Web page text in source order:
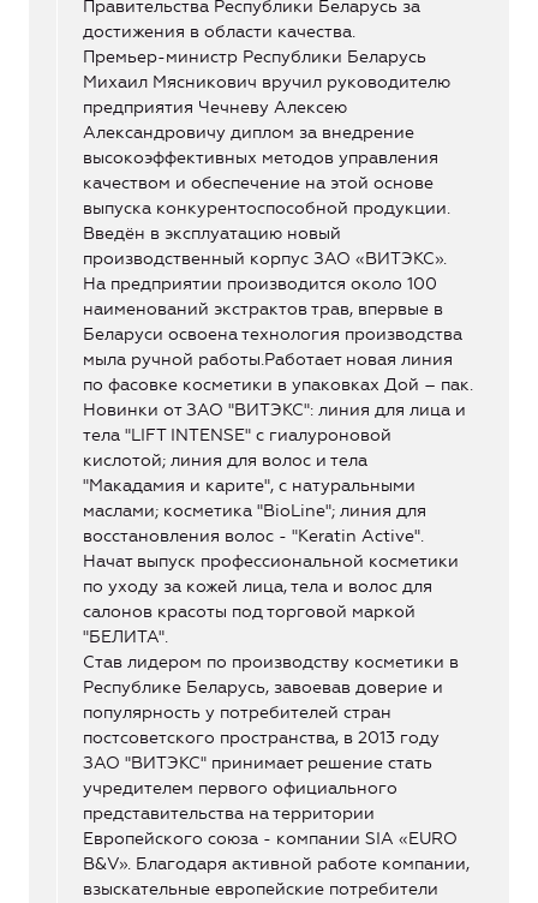
Правительства Республики Беларусь за
достижения в области качества.
Премьер-министр Республики Беларусь
Михаил Мясникович вручил руководителю
предприятия Чечневу Алексею
Александровичу диплом за внедрение
высокоэффективных методов управления
качеством и обеспечение на этой основе
выпуска конкурентоспособной продукции.
Введён в эксплуатацию новый
производственный корпус ЗАО «ВИТЭКС».
На предприятии производится около 100
наименований экстрактов трав, впервые в
Беларуси освоена технология производства
мыла ручной работы.Работает новая линия
по фасовке косметики в упаковках Дой – пак.
Новинки от ЗАО "ВИТЭКС": линия для лица и
тела "LIFT INTENSE" с гиалуроновой
кислотой; линия для волос и тела
"Макадамия и карите", с натуральными
маслами; косметика "BioLine"; линия для
восстановления волос - "Keratin Active".
Начат выпуск профессиональной косметики
по уходу за кожей лица, тела и волос для
салонов красоты под торговой маркой
"БЕЛИТА".
Став лидером по производству косметики в
Республике Беларусь, завоевав доверие и
популярность у потребителей стран
постсоветского пространства, в 2013 году
ЗАО "ВИТЭКС" принимает решение стать
учредителем первого официального
представительства на территории
Европейского союза - компании SIA «EURO
B&V». Благодаря активной работе компании,
взыскательные европейские потребители